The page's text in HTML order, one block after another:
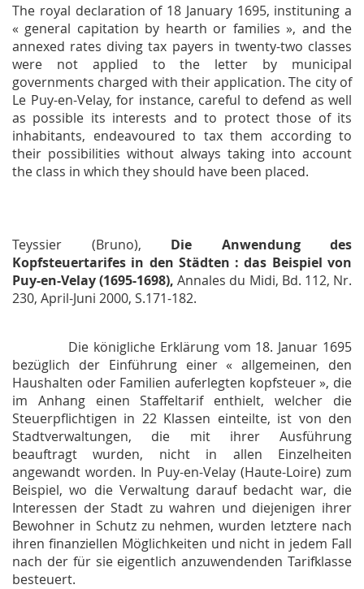
The royal declaration of 18 January 1695, instituning a
« general capitation by hearth or families », and the
annexed rates diving tax payers in twenty-two classes
were not applied to the letter by municipal
governments charged with their application. The city of
Le Puy-en-Velay, for instance, careful to defend as well
as possible its interests and to protect those of its
inhabitants, endeavoured to tax them according to
their possibilities without always taking into account
the class in which they should have been placed.
Teyssier (Bruno), Die Anwendung des
Kopfsteuertarifes in den Städten : das Beispiel von
Puy-en-Velay (1695-1698), Annales du Midi, Bd. 112, Nr.
230, April-Juni 2000, S.171-182.
Die königliche Erklärung vom 18. Januar 1695
bezüglich der Einführung einer « allgemeinen, den
Haushalten oder Familien auferlegten kopfsteuer », die
im Anhang einen Staffeltarif enthielt, welcher die
Steuerpflichtigen in 22 Klassen einteilte, ist von den
Stadtverwaltungen, die mit ihrer Ausführung
beauftragt wurden, nicht in allen Einzelheiten
angewandt worden. In Puy-en-Velay (Haute-Loire) zum
Beispiel, wo die Verwaltung darauf bedacht war, die
Interessen der Stadt zu wahren und diejenigen ihrer
Bewohner in Schutz zu nehmen, wurden letztere nach
ihren finanziellen Möglichkeiten und nicht in jedem Fall
nach der für sie eigentlich anzuwendenden Tarifklasse
besteuert.